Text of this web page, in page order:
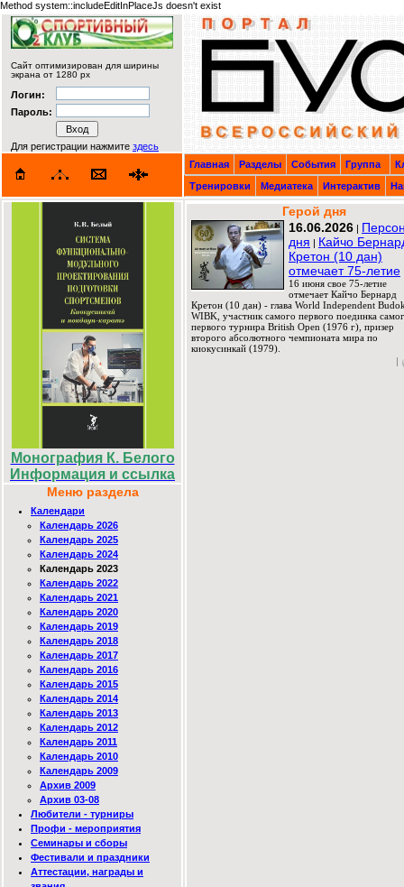
Method system::includeEditInPlaceJs doesn't exist
Сайт оптимизирован для ширины
экрана от 1280 px
Логин:
Пароль:
Для регистрации нажмите здесь
Главная
Разделы События Группа
Тренировки
Медиатека Интерактив
Монография К. Белого
Информация и ссылка
Меню раздела
Календари
Календарь 2026
Календарь 2025
Календарь 2024
Календарь 2023
Календарь 2022
Календарь 2021
Календарь 2020
Календарь 2019
Календарь 2018
Календарь 2017
Календарь 2016
Календарь 2015
Календарь 2014
Календарь 2013
Календарь 2012
Календарь 2011
Календарь 2010
Календарь 2009
Архив 2009
Архив 03-08
Любители - турниры
Профи - мероприятия
Семинары и сборы
Фестивали и праздники
Аттестации, награды и
Герой дня
16.06.2026 |
дня | Кайчо
Кретон (10 дан)
отмечает 75-летие
16 июня свое 75-летие
отмечает Кайчо Бернард
Кретон (10 дан) - глава World Independent
WIBK, участник самого первого поединка
первого турнира British Open (1976 г), призер
второго абсолютного чемпионата мира по
киокусинкай (1979).
|